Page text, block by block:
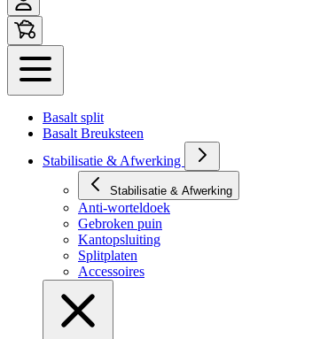
Basalt split
Basalt Breuksteen
Stabilisatie & Afwerking
Stabilisatie & Afwerking
Anti-worteldoek
Gebroken puin
Kantopsluiting
Splitplaten
Accessoires